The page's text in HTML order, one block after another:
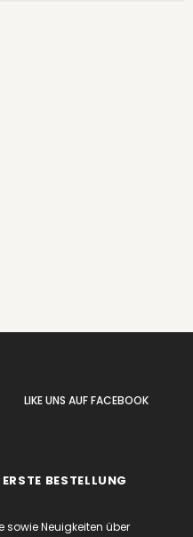
LIKE UNS AUFFACEBOOK
BESTELLUNG
Neuigkeiten über